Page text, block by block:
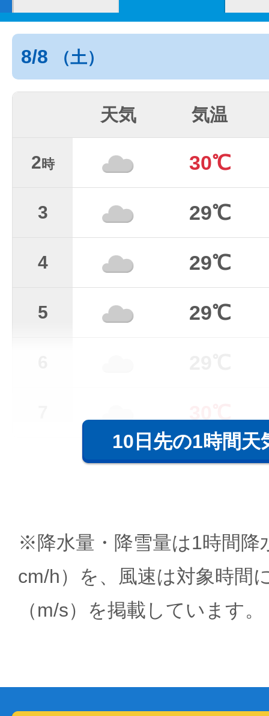
8/8 （土）
天気 気温
2時 30℃
3 29℃
4 29℃
5 29℃
10日先の1時間天
※降水量・降雪量は1時間降
cm/h）を、風速は対象時間
（m/s）を掲載しています。